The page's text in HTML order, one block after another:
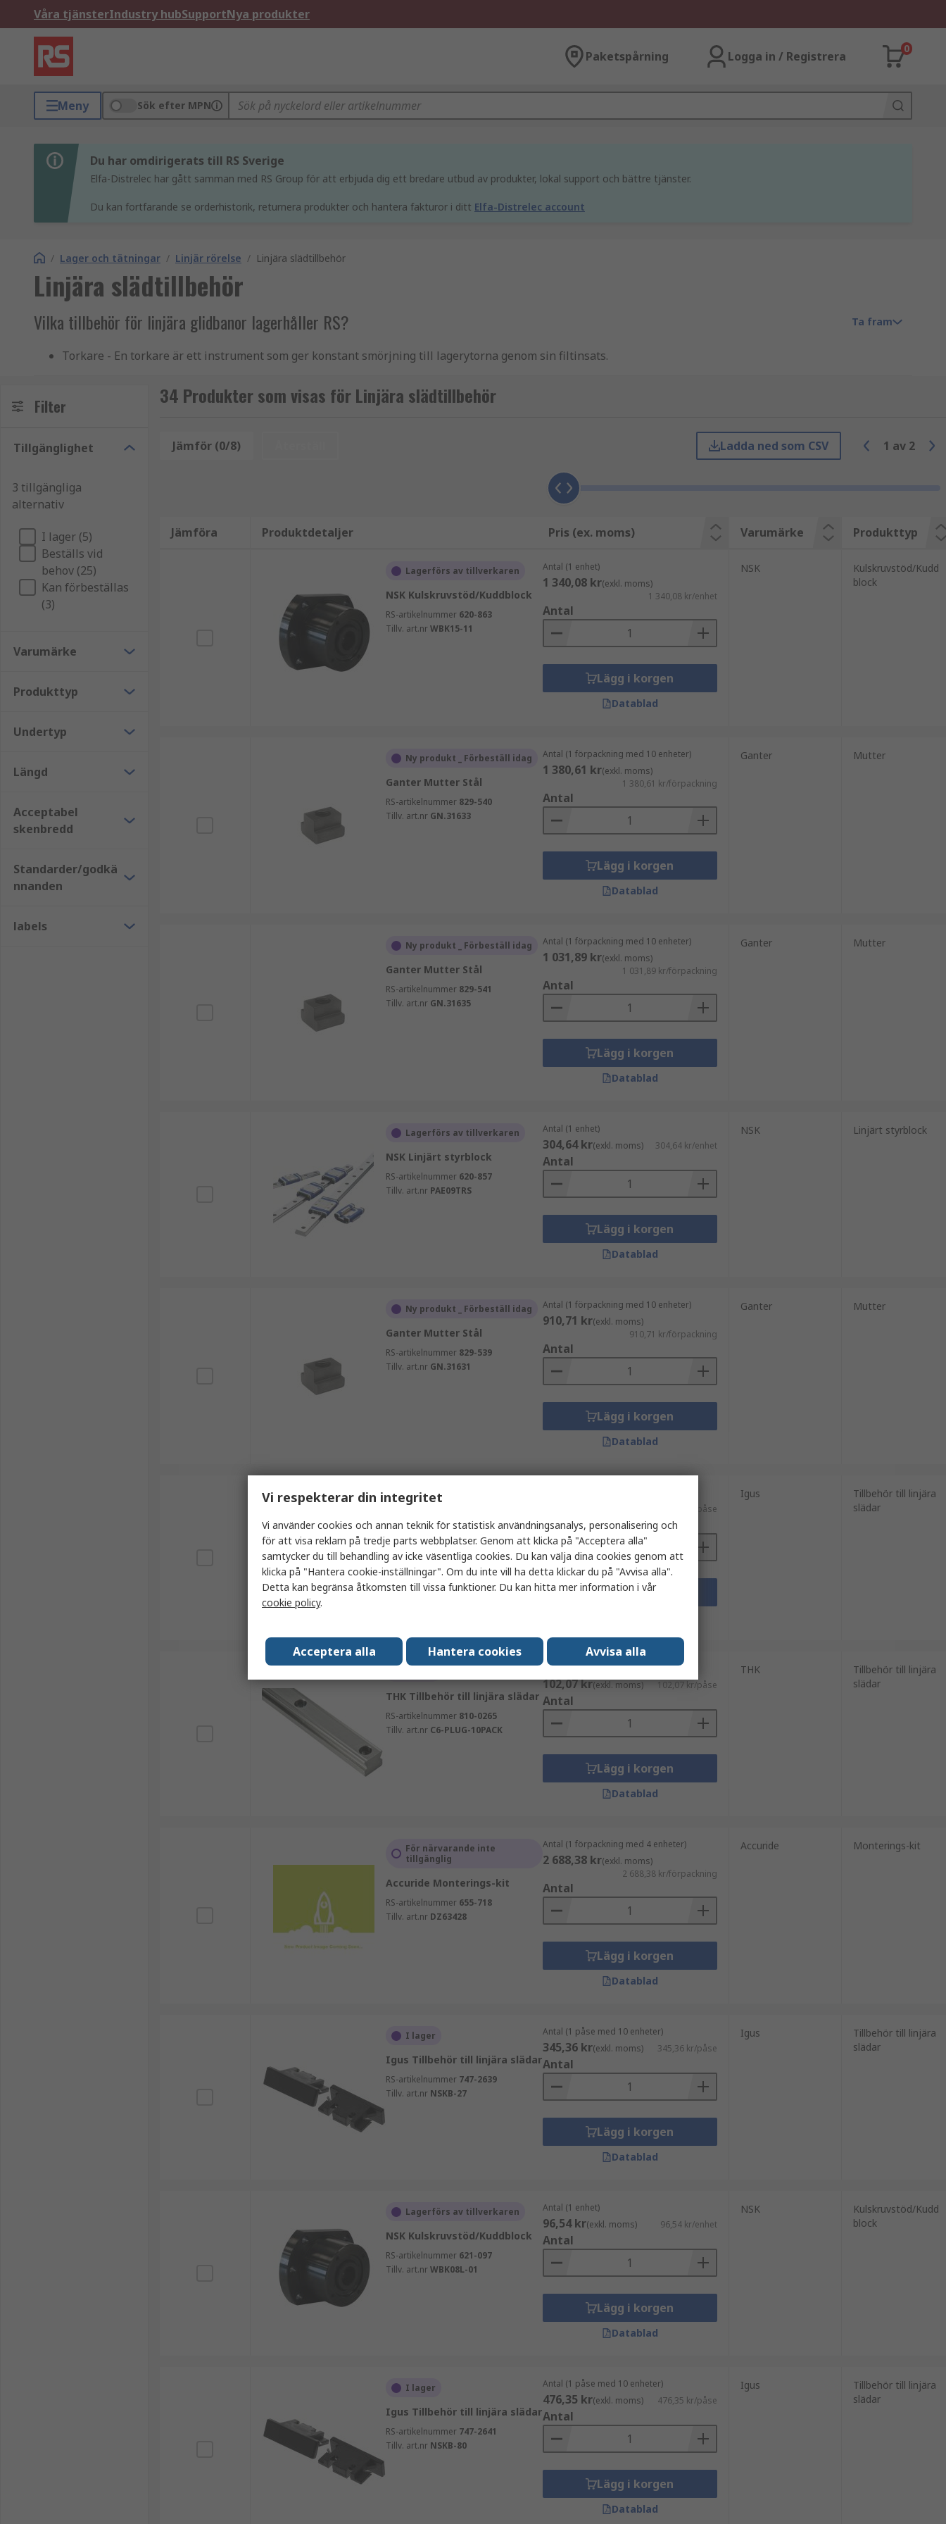
Våra tjänsterIndustry hubSupportNya produkter
Paketspårning Logga in / Registrera
0
Meny Sök efter MPN
Du har omdirigerats till RS Sverige
Elfa-Distrelec har gått samman med RS Group för att erbjuda dig ett bredare utbud av produkter, lokal support och bättre tjänster.
Du kan fortfarande se orderhistorik, returnera produkter och hantera fakturor i ditt Elfa-Distrelec account
/ Lager och tätningar / Linjär rörelse / Linjära slädtillbehör
Linjära slädtillbehör
Vilka tillbehör för linjära glidbanor lagerhåller RS?
Torkare - En torkare är ett instrument som ger konstant smörjning till lagerytorna genom sin filtinsats.
Flänsfästen - Utformade för att klämma fast distansskenorna, ge ändförankringsflänsar och möjliggöra att glidsystemet fungerar som ett
självbärande konstruktionselement.
Ta fram
Filter
Tillgänglighet
3 tillgängliga
alternativ
I lager (5)
Beställs vid
behov (25)
Kan förbeställas
(3)
Varumärke
Produkttyp
Undertyp
Längd
Acceptabel
skenbredd
Standarder/godkä
nnanden
labels
34 Produkter som visas för Linjära slädtillbehör
Jämför (0/8) Ladda ned som CSV 1 av 2
Jämföra Produktdetaljer Pris (ex. moms) Varumärke Produkttyp
Lagerförs av tillverkaren
NSK Kulskruvstöd/Kuddblock
RS-artikelnummer 620-863
Tillv. art.nrWBK15-11
Antal (1 enhet)
1 340,08 kr(exkl. moms)
1 340,08 kr/enhet
Antal
Lägg i korgen
Datablad
NSK
Kulskruvstöd/Kudd
block
Ny produkt _ Förbeställ idag
Ganter Mutter Stål
RS-artikelnummer 829-540
Tillv. art.nr GN.31633
Antal (1 förpackning med 10 enheter)
1 380,61 kr(exkl. moms)
1 380,61 kr/förpackning
Antal
Lägg i korgen
Datablad
Ganter Mutter
Ny produkt _ Förbeställ idag
Ganter Mutter Stål
RS-artikelnummer 829-541
Tillv. art.nr GN.31635
Antal (1 förpackning med 10 enheter)
1 031,89 kr(exkl. moms)
1 031,89 kr/förpackning
Antal
Lägg i korgen
Datablad
Ganter Mutter
Lagerförs av tillverkaren
NSK Linjärt styrblock
RS-artikelnummer 620-857
Tillv. art.nr PAE09TRS
Antal (1 enhet)
304,64 kr(exkl. moms) 304,64 kr/enhet
Antal
Lägg i korgen
Datablad
NSK Linjärt styrblock
Ny produkt _ Förbeställ idag
Ganter Mutter Stål
RS-artikelnummer 829-539
Tillv. art.nr GN.31631
Antal (1 förpackning med 10 enheter)
910,71 kr(exkl. moms)
910,71 kr/förpackning
Antal
Lägg i korgen
Datablad
Ganter Mutter
I lager
Igus Tillbehör till linjära slädar
RS-artikelnummer747-2635
Tillv. art.nrNSKB-17
324,43 kr/påse
Antal
Lägg i korgen
Igus
Tillbehör till linjära
slädar
THK Tillbehör till linjära slädar
RS-artikelnummer 810-0265
Tillv. art.nr C6-PLUG-10PACK
Antal (1 påse med 10 enheter)
102,07 kr(exkl. moms) 102,07 kr/påse
Antal
Lägg i korgen
Datablad
THK
Tillbehör till linjära
slädar
För närvarande inte
tillgänglig
Accuride Monterings-kit
RS-artikelnummer 655-718
Tillv. art.nr DZ63428
Antal (1 förpackning med 4 enheter)
2 688,38 kr(exkl. moms)
2 688,38 kr/förpackning
Antal
Lägg i korgen
Datablad
Accuride Monterings-kit
I lager
Igus Tillbehör till linjära slädar
RS-artikelnummer 747-2639
Tillv. art.nr NSKB-27
Antal (1 påse med 10 enheter)
345,36 kr(exkl. moms) 345,36 kr/påse
Antal
Lägg i korgen
Datablad
Igus
Tillbehör till linjära
slädar
Lagerförs av tillverkaren
NSK Kulskruvstöd/Kuddblock
RS-artikelnummer 621-097
Tillv. art.nrWBK08L-01
Antal (1 enhet)
96,54 kr(exkl. moms) 96,54 kr/enhet
Antal
Lägg i korgen
Datablad
NSK
Kulskruvstöd/Kudd
block
I lager
Igus Tillbehör till linjära slädar
RS-artikelnummer 747-2641
Tillv. art.nr NSKB-80
Antal (1 påse med 10 enheter)
476,35 kr(exkl. moms) 476,35 kr/påse
Antal
Lägg i korgen
Datablad
Igus
Tillbehör till linjära
slädar
Vi respekterar din integritet
Vi använder cookies och annan teknik för statistisk användningsanalys, personalisering och
för att visa reklam på tredje parts webbplatser. Genom att klicka på "Acceptera alla"
samtycker du till behandling av icke väsentliga cookies. Du kan välja dina cookies genom att
klicka på "Hantera cookie-inställningar". Om du inte vill ha detta klickar du på "Avvisa alla".
Detta kan begränsa åtkomsten till vissa funktioner. Du kan hitta mer information i vår
cookie policy.
Acceptera alla Hantera cookies Avvisa alla